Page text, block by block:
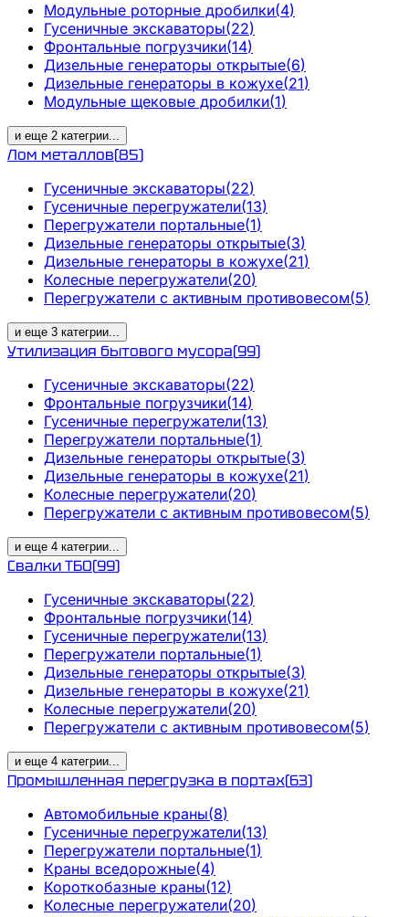
Модульные роторные дробилки(4)
Гусеничные экскаваторы(22)
Фронтальные погрузчики(14)
Дизельные генераторы открытые(6)
Дизельные генераторы в кожухе(21)
Модульные щековые дробилки(1)
и еще 2 категрии...
Лом металлов(85)
Гусеничные экскаваторы(22)
Гусеничные перегружатели(13)
Перегружатели портальные(1)
Дизельные генераторы открытые(3)
Дизельные генераторы в кожухе(21)
Колесные перегружатели(20)
Перегружатели с активным противовесом(5)
и еще 3 категрии...
Утилизация бытового мусора(99)
Гусеничные экскаваторы(22)
Фронтальные погрузчики(14)
Гусеничные перегружатели(13)
Перегружатели портальные(1)
Дизельные генераторы открытые(3)
Дизельные генераторы в кожухе(21)
Колесные перегружатели(20)
Перегружатели с активным противовесом(5)
и еще 4 категрии...
Свалки ТБО(99)
Гусеничные экскаваторы(22)
Фронтальные погрузчики(14)
Гусеничные перегружатели(13)
Перегружатели портальные(1)
Дизельные генераторы открытые(3)
Дизельные генераторы в кожухе(21)
Колесные перегружатели(20)
Перегружатели с активным противовесом(5)
и еще 4 категрии...
Промышленная перегрузка в портах(63)
Автомобильные краны(8)
Гусеничные перегружатели(13)
Перегружатели портальные(1)
Краны вседорожные(4)
Короткобазные краны(12)
Колесные перегружатели(20)